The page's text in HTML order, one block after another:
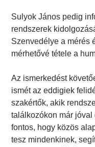
Sulyok János pedig
rendszerek
Szenvedélye a mérés
mérhetővé tétele a
Az ismerkedést
ismét az eddigiek
szakértők, akik
találkozókon már
fontos, hogy közös
tesz mindenkinek,